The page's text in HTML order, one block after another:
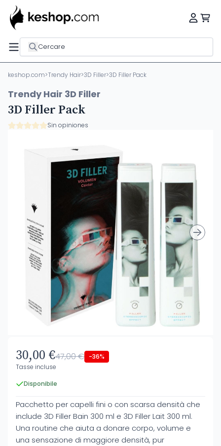
Cercare
keshop.com>Trendy Hair>3D Filler>3D Filler Pack
Trendy Hair 3D Filler
3D Filler Pack
Sin opiniones
30,00 €47,00 € -36%
Tasse incluse
Disponibile
Pacchetto per capelli fini o con scarsa densità che
include 3D Filler Bain 300 ml e 3D Filler Lait 300 ml.
Una routine che aiuta a donare corpo, volume e
una sensazione di maggiore densità, pur